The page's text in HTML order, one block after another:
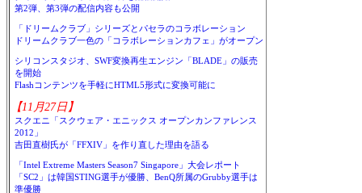
第2弾、第3弾の配信内容も公開
「ドリームクラブ」シリーズとパセラのコラボレーション
ドリームクラブ一色の「コラボレーションカフェ」がオープン
シリコンスタジオ、SWF変換再生エンジン「BLADE」の販売
を開始
Flashコンテンツを手軽にHTML5形式に変換可能に
【11月27日】
スクエニ「スクウェア・エニックス オープンカンファレンス
2012」
吉田直樹氏が「FFXIV」を作り直した理由を語る
「Intel Extreme Masters Season7 Singapore」大会レポート
「SC2」は韓国STING選手が優勝、BenQ所属のGrubby選手は
準優勝